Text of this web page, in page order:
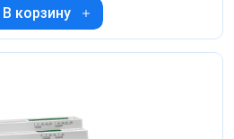
В корзину